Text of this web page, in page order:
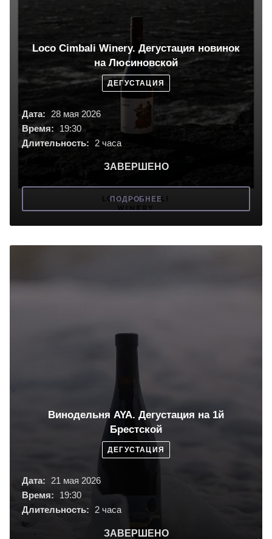
Loco Cimbali Winery. Дегустация новинок
на Люсиновской
ДЕГУСТАЦИЯ
Дата:
28 мая 2026
Время:
19:30
Длительность:
2 часа
ЗАВЕРШЕНО
ПОДРОБНЕЕ
Винодельня AYA. Дегустация на 1й
Брестской
ДЕГУСТАЦИЯ
Дата:
21 мая 2026
Время:
19:30
Длительность:
2 часа
ЗАВЕРШЕНО